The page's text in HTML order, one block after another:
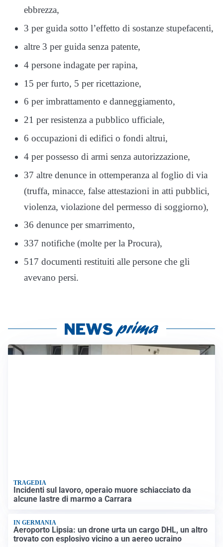
ebbrezza,
3 per guida sotto l’effetto di sostanze stupefacenti,
altre 3 per guida senza patente,
4 persone indagate per rapina,
15 per furto, 5 per ricettazione,
6 per imbrattamento e danneggiamento,
21 per resistenza a pubblico ufficiale,
6 occupazioni di edifici o fondi altrui,
4 per possesso di armi senza autorizzazione,
37 altre denunce in ottemperanza al foglio di via
(truffa, minacce, false attestazioni in atti pubblici,
violenza, violazione del permesso di soggiorno),
36 denunce per smarrimento,
337 notifiche (molte per la Procura),
517 documenti restituiti alle persone che gli
avevano persi.
TRAGEDIA
Incidenti sul lavoro, operaio muore schiacciato da
alcune lastre di marmo a Carrara
IN GERMANIA
Aeroporto Lipsia: un drone urta un cargo DHL, un altro
trovato con esplosivo vicino a un aereo ucraino